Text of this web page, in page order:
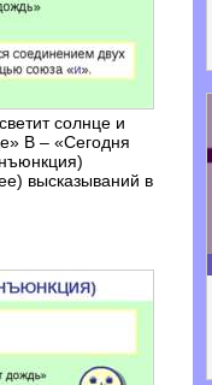
солнце и
В – «Сегодня
высказываний в